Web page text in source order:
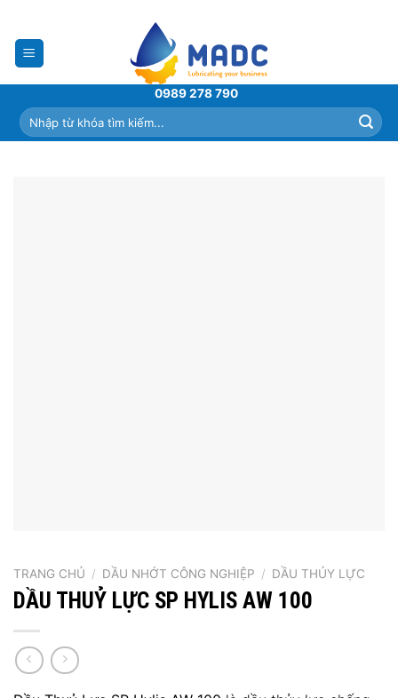
content
0989 278 790
Tìm
kiếm:
TRANG CHỦ / DẦU NHỚT CÔNG NGHIỆP / DẦU THỦY LỰC
DẦU THUỶ LỰC SP HYLIS AW 100